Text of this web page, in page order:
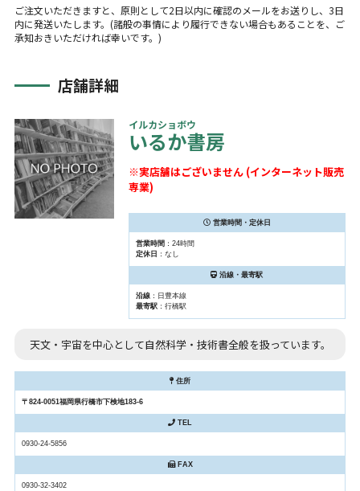
ご注文いただきますと、原則として2日以内に確認のメールをお送りし、3日
内に発送いたします。(諸般の事情により履行できない場合もあることを、ご
承知おきいただければ幸いです。)
店舗詳細
イルカショボウ
いるか書房
※実店舗はございません (インターネット販売
専業)
営業時間・定休日
営業時間 ：24時間
定休日 ：なし
沿線・最寄駅
沿線：日豊本線
最寄駅：行橋駅
天文・宇宙を中心として自然科学・技術書全般を扱っています。
住所
〒824-0051福岡県行橋市下検地183-6
TEL
0930-24-5856
FAX
0930-32-3402